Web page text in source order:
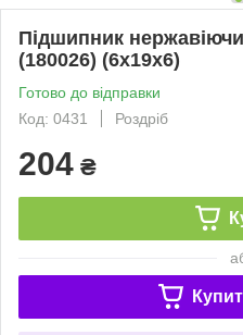
Підшипник
(180026) (6x19x6)
Готово до відправки
Код: 0431
Роздріб
204 ₴